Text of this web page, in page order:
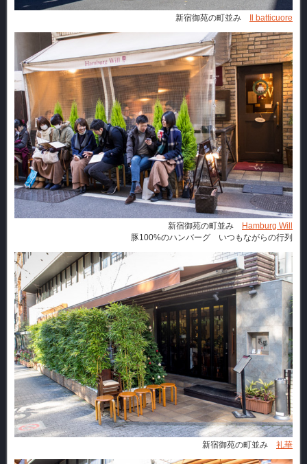
新宿御苑の町並み Il batticuore
新宿御苑の町並み Hamburg Will
豚100%のハンバーグ いつもながらの行列
新宿御苑の町並み 礼華